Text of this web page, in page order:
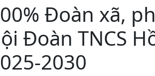
Đoàn xã,
Đoàn TNCS
2030